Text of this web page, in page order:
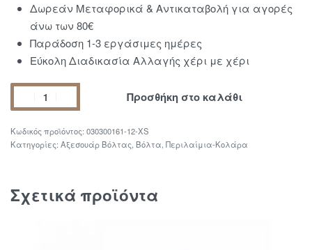
Δωρεάν Μεταφορικά & Αντικαταβολή για αγορές
άνω των 80€
Παράδοση 1-3 εργάσιμες ημέρες
Εύκολη Διαδικασία Αλλαγής χέρι με χέρι
Προσθήκη στο καλάθι
030300161-12-XS
Κατηγορίες: Αξεσουάρ Βόλτας Βόλτα Περιλαίμια-Κολάρα
Σχετικά προϊόντα